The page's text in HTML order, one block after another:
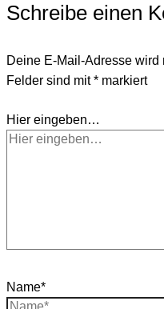
Schreibe einen
Deine E-Mail-Adresse wird
Felder sind mit* markiert
Hier eingeben…
Name*